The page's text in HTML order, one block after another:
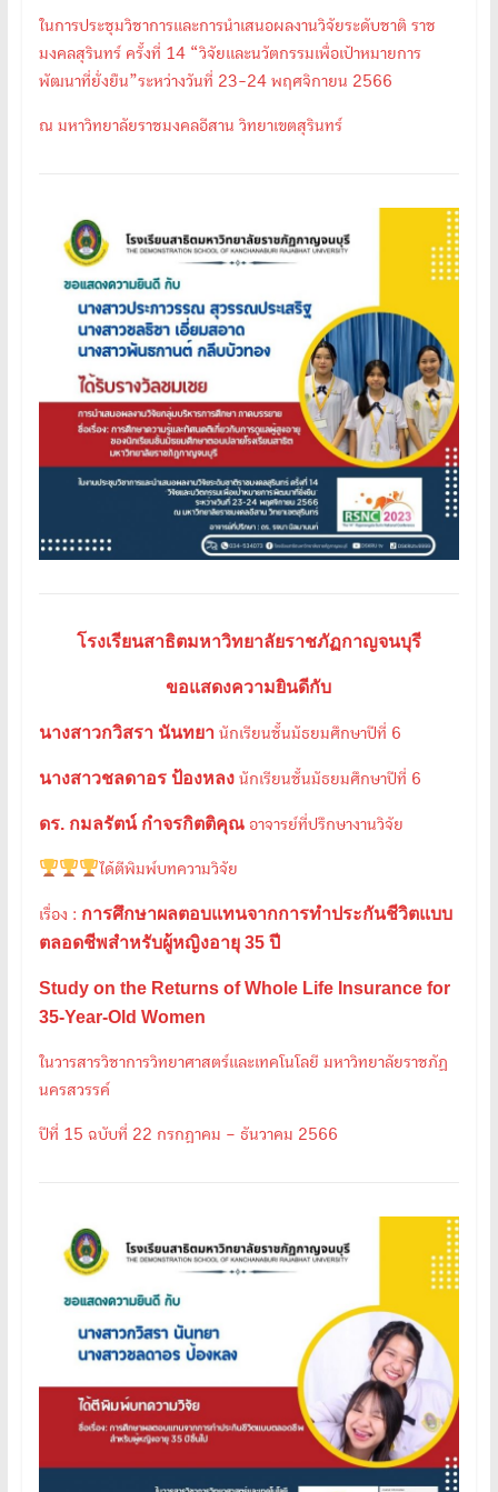
ในการประชุมวิชาการและการนำเสนอผลงานวิจัยระดับชาติ ราช
มงคลสุรินทร์ ครั้งที่ 14 “วิจัยและนวัตกรรมเพื่อเป้าหมายการ
พัฒนาที่ยั่งยืน”ระหว่างวันที่ 23-24 พฤศจิกายน 2566
ณ มหาวิทยาลัยราชมงคลอีสาน วิทยาเขตสุรินทร์
โรงเรียนสาธิตมหาวิทยาลัยราชภัฏกาญจนบุรี
ขอแสดงความยินดีกับ
นางสาวกวิสรา นันทยานักเรียนชั้นมัธยมศึกษาปีที่ 6
นางสาวชลดาอร ป้องหลงนักเรียนชั้นมัธยมศึกษาปีที่ 6
ดร. กมลรัตน์ กำจรกิตติคุณอาจารย์ที่ปรึกษางานวิจัย
ได้ตีพิมพ์บทความวิจัย
เรื่อง : การศึกษาผลตอบแทนจากการทำประกันชีวิตแบบ
ตลอดชีพสำหรับผู้หญิงอายุ 35 ปี
Study on the Returns of Whole Life Insurance for
35-Year-Old Women
ในวารสารวิชาการวิทยาศาสตร์และเทคโนโลยี มหาวิทยาลัยราชภัฏ
นครสวรรค์
ปีที่ 15 ฉบับที่ 22 กรกฎาคม – ธันวาคม 2566